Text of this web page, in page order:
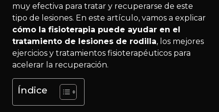
muy efectiva para tratar y recuperarse de este
tipo de lesiones. En este artículo, vamos a explicar
cómo la fisioterapia puede ayudar en el
tratamiento de lesiones de rodilla, los mejores
ejercicios y tratamientos fisioterapéuticos para
acelerar la recuperación.
Índice